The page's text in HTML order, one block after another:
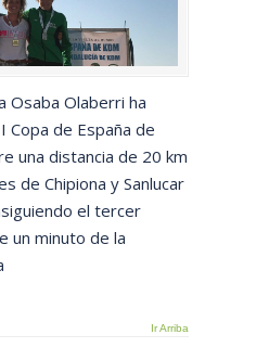
Osaba Olaberri ha
Copa de España de
una distancia de 20 km
de Chipiona y Sanlucar
el tercer
un minuto de la
Ir Arriba